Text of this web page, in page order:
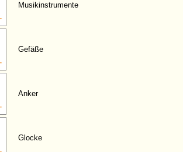
Musikinstrumente
Gefäße
Anker
Glocke